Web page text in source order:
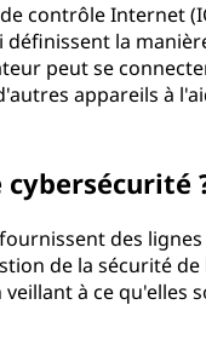
contrôle Internet
la
peut se
appareils à
des
de la sécurité
à ce qu'elles